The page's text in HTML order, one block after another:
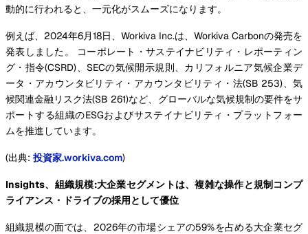
動的に行われると、一元化がスムーズになります。
例えば、2024年6月18日、Workiva Inc.は、Workiva Carbonの発売を
発表しました。 コーポレート・サステイナビリティ・レポーティン
グ・指令(CSRD)、SECの気候開示規則、カリフォルニア気候企業デ
ータ・アカウンタビリティ・アカウンタビリティ・法(SB 253)、気
候関連金融リスク法(SB 261)など、グローバルな気候規制の要件をサ
ポートする組織のESGおよびサステイナビリティ・プラットフォー
ムを推進しています。
(出典: 投資家.workiva.com)
Insights、組織規模:大企業セグメントは、複雑な操作と規制コンプ
ライアンス・ドライブの採用として優位
組織規模の面では、2026年の市場シェアの59%を占める大企業セグ